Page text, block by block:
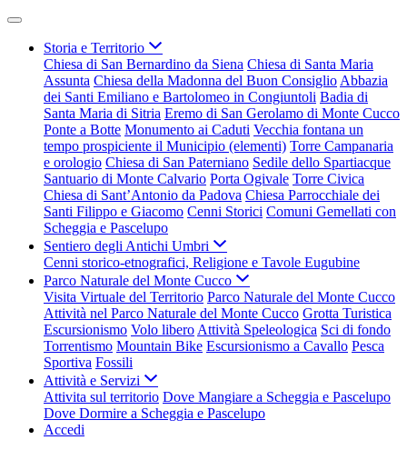
Storia e Territorio
Chiesa di San Bernardino da Siena Chiesa di Santa Maria
Assunta Chiesa della Madonna del Buon Consiglio Abbazia
dei Santi Emiliano e Bartolomeo in Congiuntoli Badia di
Santa Maria di Sitria Eremo di San Gerolamo di Monte Cucco
Ponte a Botte Monumento ai Caduti Vecchia fontana un
tempo prospiciente il Municipio (elementi) Torre Campanaria
e orologio Chiesa di San Paterniano Sedile dello Spartiacque
Santuario di Monte Calvario Porta Ogivale Torre Civica
Chiesa di Sant’Antonio da Padova Chiesa Parrocchiale dei
Santi Filippo e Giacomo Cenni Storici Comuni Gemellati con
Scheggia e Pascelupo
Sentiero degli Antichi Umbri
Cenni storico-etnografici, Religione e Tavole Eugubine
Parco Naturale del Monte Cucco
Visita Virtuale del Territorio Parco Naturale del Monte Cucco
Attività nel Parco Naturale del Monte Cucco Grotta Turistica
Escursionismo Volo libero Attività Speleologica Sci di fondo
Torrentismo Mountain Bike Escursionismo a Cavallo Pesca
Sportiva Fossili
Attività e Servizi
Attivita sul territorio Dove Mangiare a Scheggia e Pascelupo
Dove Dormire a Scheggia e Pascelupo
Accedi